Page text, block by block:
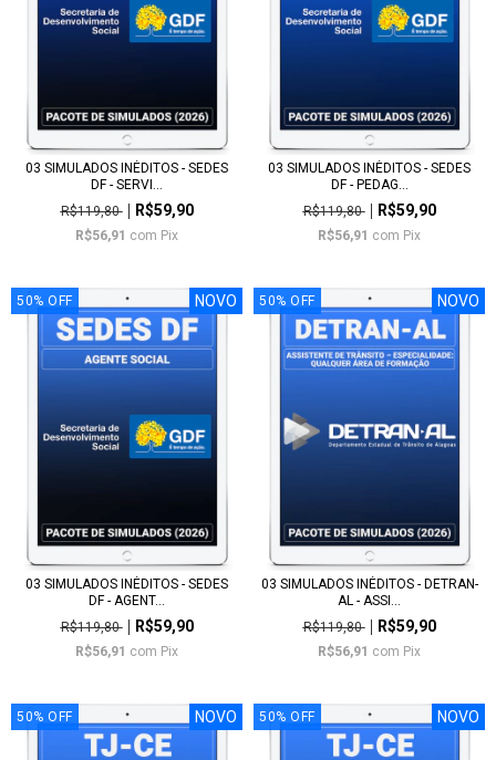
03 SIMULADOS INÉDITOS - SEDES
DF - SERVI...
R$119,80
R$59,90
R$56,91 com Pix
03 SIMULADOS INÉDITOS - SEDES
DF - PEDAG...
R$119,80
R$59,90
R$56,91 com Pix
50% OFF NOVO
03 SIMULADOS INÉDITOS - SEDES
DF - AGENT...
R$119,80
R$59,90
R$56,91 com Pix
50% OFF NOVO
03 SIMULADOS INÉDITOS - DETRAN-
AL - ASSI...
R$119,80
R$59,90
R$56,91 com Pix
50% OFF NOVO 50% OFF NOVO